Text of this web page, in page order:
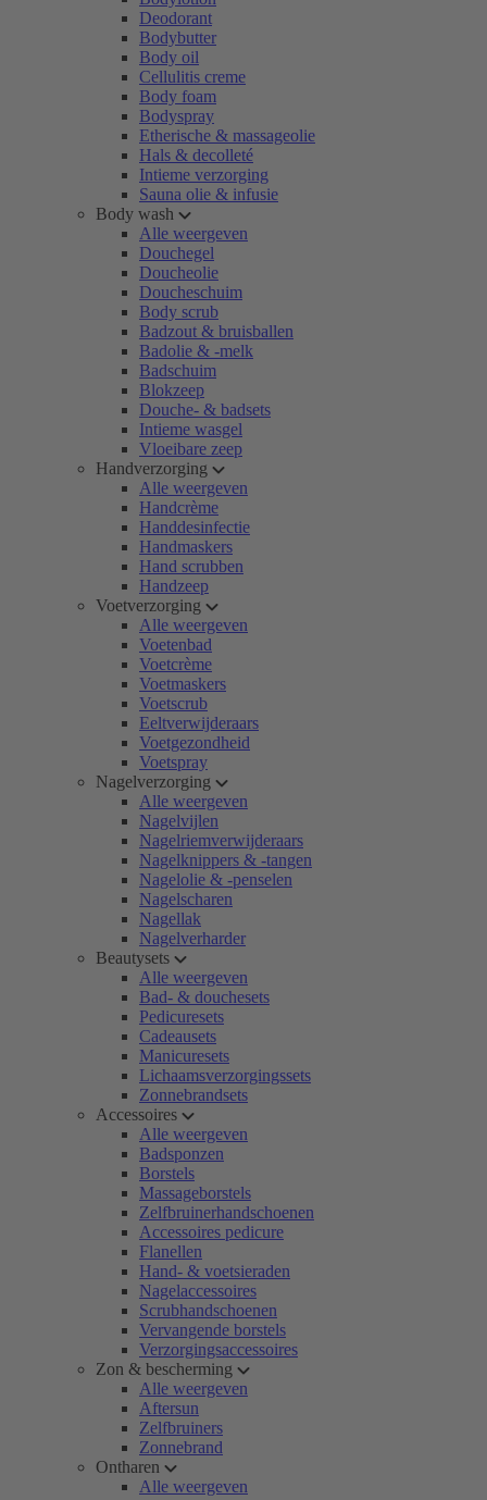
Deodorant
Bodybutter
Body oil
Cellulitis creme
Body foam
Bodyspray
Etherische & massageolie
Hals & decolleté
Intieme verzorging
Sauna olie & infusie
Body wash
Alle weergeven
Douchegel
Doucheolie
Doucheschuim
Body scrub
Badzout & bruisballen
Badolie & -melk
Badschuim
Blokzeep
Douche- & badsets
Intieme wasgel
Vloeibare zeep
Handverzorging
Alle weergeven
Handcrème
Handdesinfectie
Handmaskers
Hand scrubben
Handzeep
Voetverzorging
Alle weergeven
Voetenbad
Voetcrème
Voetmaskers
Voetscrub
Eeltverwijderaars
Voetgezondheid
Voetspray
Nagelverzorging
Alle weergeven
Nagelvijlen
Nagelriemverwijderaars
Nagelknippers & -tangen
Nagelolie & -penselen
Nagelscharen
Nagellak
Nagelverharder
Beautysets
Alle weergeven
Bad- & douchesets
Pedicuresets
Cadeausets
Manicuresets
Lichaamsverzorgingssets
Zonnebrandsets
Accessoires
Alle weergeven
Badsponzen
Borstels
Massageborstels
Zelfbruinerhandschoenen
Accessoires pedicure
Flanellen
Hand- & voetsieraden
Nagelaccessoires
Scrubhandschoenen
Vervangende borstels
Verzorgingsaccessoires
Zon & bescherming
Alle weergeven
Aftersun
Zelfbruiners
Zonnebrand
Ontharen
Alle weergeven